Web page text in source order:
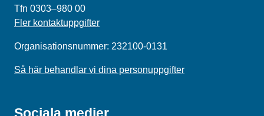
Tfn 0303–980 00
Fler kontaktuppgifter
Organisationsnummer: 232100-0131
Så här behandlar vi dina personuppgifter